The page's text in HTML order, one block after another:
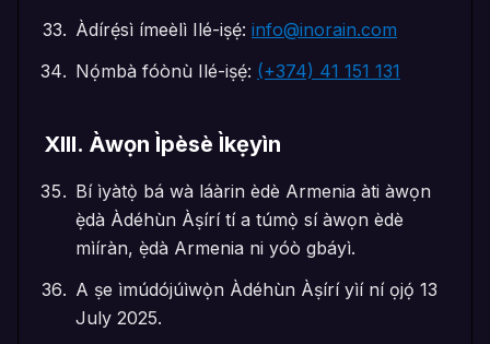
Àdírẹ́sì ímeèlì Ilé-iṣẹ́: info@inorain.com
Nọ́mbà fóònù Ilé-iṣẹ́: (+374) 41 151 131
XIII. Àwọn Ìpèsè Ìkẹyìn
Bí ìyàtọ̀ bá wà láàrin èdè Armenia àti àwọn
ẹ̀dà Àdéhùn Àṣírí tí a túmọ̀ sí àwọn èdè
mìíràn, ẹ̀dà Armenia ni yóò gbáyì.
A ṣe ìmúdójúìwọ̀n Àdéhùn Àṣírí yìí ní ọjọ́ 13
July 2025.